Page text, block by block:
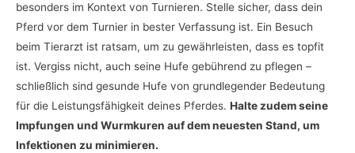
besonders im Kontext von Turnieren. Stelle sicher, dass dein
Pferd vor dem Turnier in bester Verfassung ist. Ein Besuch
beim Tierarzt ist ratsam, um zu gewährleisten, dass es topfit
ist. Vergiss nicht, auch seine Hufe gebührend zu pflegen –
schließlich sind gesunde Hufe von grundlegender Bedeutung
für die Leistungsfähigkeit deines Pferdes. Halte zudem seine
Impfungen und Wurmkuren auf dem neuesten Stand, um
Infektionen zu minimieren.